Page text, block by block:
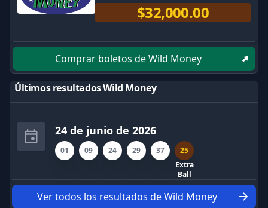
$32,000.00
Comprar boletos de Wild Money
Últimos resultados Wild Money
24 de junio de 2026
01 09 24 29
37
Extra
Ball
25
Ver todos los resultados de Wild Money